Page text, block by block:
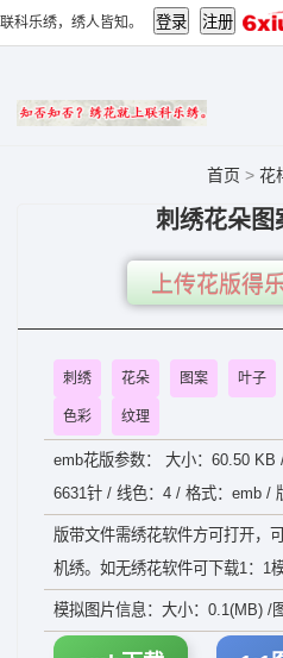
联科乐绣，绣人皆知。
首页 > 花
刺绣花朵图
上传花版得
刺绣 花朵 图案 叶子
色彩 纹理
emb花版参数： 大小：60.50 KB
6631针 / 线色：4 / 格式：emb /
版带文件需绣花软件方可打开，
机绣。如无绣花软件可下载1：1
模拟图片信息：大小：0.1(MB) /